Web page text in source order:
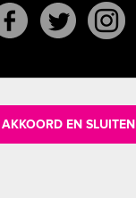
AKKOORD EN SLUITEN